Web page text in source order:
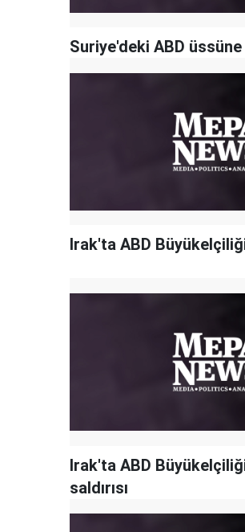
Suriye'deki ABD üssüne
Irak'ta ABD
Irak'ta ABD
saldırısı